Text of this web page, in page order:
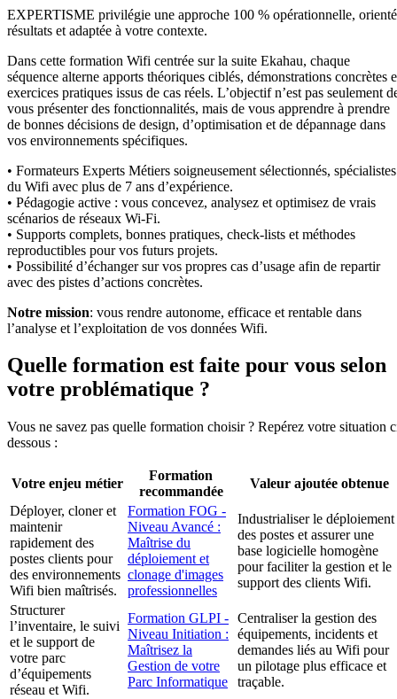
EXPERTISME privilégie une approche 100 % opérationnelle,
résultats et adaptée à votre contexte.
Dans cette formation Wifi centrée sur la suite Ekahau, chaque
séquence alterne apports théoriques ciblés, démonstrations concrètes
exercices pratiques issus de cas réels. L’objectif n’est pas seulement
vous présenter des fonctionnalités, mais de vous apprendre à prendre
de bonnes décisions de design, d’optimisation et de dépannage dans
vos environnements spécifiques.
• Formateurs Experts Métiers soigneusement sélectionnés, spécialistes
du Wifi avec plus de 7 ans d’expérience.
• Pédagogie active : vous concevez, analysez et optimisez de vrais
scénarios de réseaux Wi-Fi.
• Supports complets, bonnes pratiques, check-lists et méthodes
reproductibles pour vos futurs projets.
• Possibilité d’échanger sur vos propres cas d’usage afin de repartir
avec des pistes d’actions concrètes.
Notre mission: vous rendre autonome, efficace et rentable dans
l’analyse et l’exploitation de vos données Wifi.
Quelle formation est faite pour vous selon
votre problématique ?
Vous ne savez pas quelle formation choisir ? Repérez votre situation
dessous :
Votre enjeu métier
Formation
recommandée
Valeur ajoutée obtenue
Déployer, cloner et
maintenir
rapidement des
postes clients pour
des environnements
Wifi bien maîtrisés.
Formation FOG -
Niveau Avancé :
Maîtrise du
déploiement et
clonage d'images
professionnelles
Industrialiser le déploiement
des postes et assurer une
base logicielle homogène
pour faciliter la gestion et le
support des clients Wifi.
Structurer
l’inventaire, le suivi
et le support de
votre parc
d’équipements
réseau et Wifi.
Formation GLPI -
Niveau Initiation :
Maîtrisez la
Gestion de votre
Parc Informatique
Centraliser la gestion des
équipements, incidents et
demandes liés au Wifi pour
un pilotage plus efficace et
traçable.